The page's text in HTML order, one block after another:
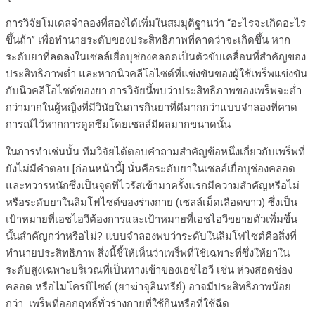
การวิจัยโมเดลจำลองที่สองได้เพิ่มในสมมุติฐานว่า “อะไรจะเกิดอะไร
ขึ้นถ้า” เพื่อทำนายระดับของประสิทธิภาพที่คาดว่าจะเกิดขึ้น หาก
ระดับยาที่ลดลงในเซลล์เยื่อบุช่องคลอดเป็นตัวขับเคลื่อนที่สำคัญของ
ประสิทธิภาพต่ำ และหากนิวคลีโอไซด์ที่แข่งขันของผู้ใช้เพร็พแข่งขัน
กับนิวคลีโอไซด์ของยา การวิจัยนี้พบว่าประสิทธิภาพของเพร็พจะต่ำ
กว่ามากในผู้หญิงที่มีวินัยในการกินยาที่ดีมากกว่าแบบจำลองที่คาด
การณ์ไว้หากการดูดซึมโดยเซลล์มีผลมากขนาดนั้น
ในการทำเช่นนั้น ทีมวิจัยได้ตอบคำถามสำคัญข้อหนึ่งเกี่ยวกับเพร็พที่
ยังไม่มีคำตอบ [ก่อนหน้านี้] นั่นคือระดับยาในเซลล์เยื่อบุช่องคลอด
และทวารหนักซึ่งเป็นจุดที่ไวรัสเข้ามาครั้งแรกมีความสำคัญหรือไม่
หรือระดับยาในลิมโฟไซต์ของร่างกาย (เซลล์เม็ดเลือดขาว) ซึ่งเป็น
เป้าหมายที่เอชไอวีต้องการและเป้าหมายที่เอชไอวีขยายตัวเพิ่มขึ้น
นั้นสำคัญกว่าหรือไม่? แบบจำลองพบว่าระดับในลิมโฟไซต์คือสิ่งที่
ทำนายประสิทธิภาพ สิ่งนี้ชี้ให้เห็นว่าเพร็พที่ใช้เฉพาะที่ซึ่งให้ยาใน
ระดับสูงเฉพาะบริเวณที่เป็นทางเข้าของเอชไอวี เช่น ห่วงสอดช่อง
คลอด หรือไมโครบิไซด์ (ยาฆ่าจุลินทรีย์) อาจมีประสิทธิภาพน้อย
กว่า เพร็พที่ออกฤทธิ์ทั่วร่างกายที่ใช้กินหรือที่ใช้ฉีด